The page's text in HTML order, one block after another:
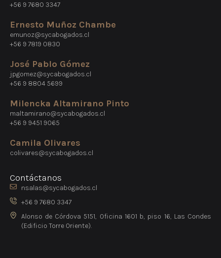
+56 9 7680 3347
Ernesto Muñoz Chambe
emunoz@sycabogados.cl
+56 9 7819 0830
José Pablo Gómez
jpgomez@sycabogados.cl
+56 9 8804 5699
Milencka Altamirano Pinto
maltamirano@sycabogados.cl
+56 9 9451 9065
Camila Olivares
colivares@sycabogados.cl
Contáctanos
nsalas@sycabogados.cl
+56 9 7680 3347
Alonso de Córdova 5151, Oficina 1601 b, piso 16, Las Condes
(Edificio Torre Oriente).